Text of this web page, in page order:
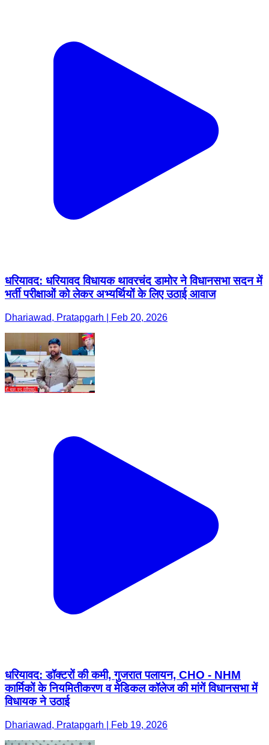
धरियावद: धरियावद विधायक थावरचंद डामोर ने विधानसभा सदन में
भर्ती परीक्षाओं को लेकर अभ्यर्थियों के लिए उठाई आवाज
Dhariawad, Pratapgarh | Feb 20, 2026
धरियावद: डॉक्टरों की कमी, गुजरात पलायन, CHO - NHM
कार्मिकों के नियमितीकरण व मेडिकल कॉलेज की मांगें विधानसभा में
विधायक ने उठाई
Dhariawad, Pratapgarh | Feb 19, 2026